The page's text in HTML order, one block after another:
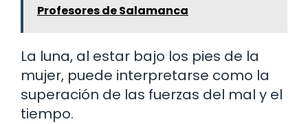
Profesores de Salamanca
La luna, al estar bajo los pies de la
mujer, puede interpretarse como la
superación de las fuerzas del mal y el
tiempo.